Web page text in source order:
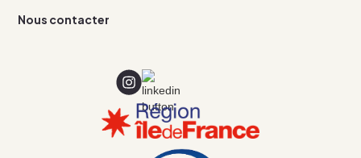
Nous contacter